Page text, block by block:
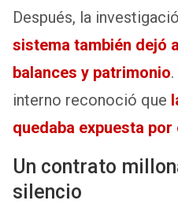
Después, la
sistema también dejó
balances y patrimonio
interno reconoció que
quedaba expuesta
Un contrato
silencio